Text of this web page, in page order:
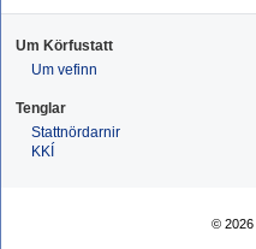
Um Körfustatt
Um vefinn
Tenglar
Stattnördarnir
KKÍ
© 2026